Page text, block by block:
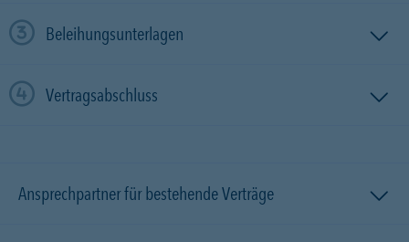
Beleihungsunterlagen
Vertragsabschluss
Ansprechpartner für bestehende Verträge